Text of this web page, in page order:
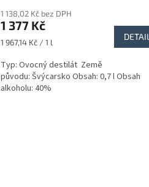
1 138,02 Kč bez DPH
1 377 Kč
Měrná
1 967,14 Kč / 1 l
DETAIL
Typ: Ovocný destilát Země
původu: Švýcarsko Obsah: 0,7 l Obsah
alkoholu: 40%